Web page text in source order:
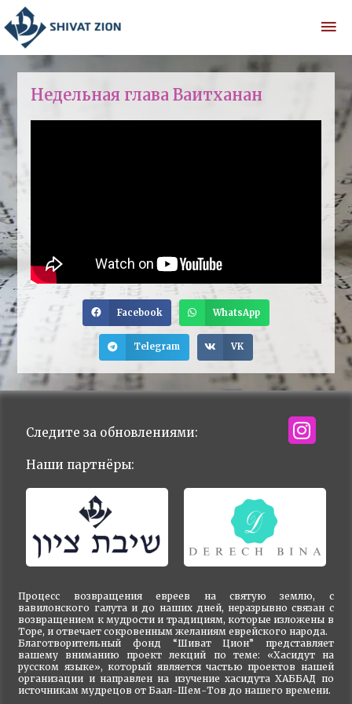
Недельная глава Ваитханан
Facebook WhatsApp
Telegram VK
Процесс возвращения евреев на святую землю, с
вавилонского галута и до наших дней, неразрывно связан с
возвращением к мудрости и традициям, которые изложены в
Торе, и отвечает сокровенным желаниям еврейского народа.
Благотворительный фонд “Шиват Цион” представляет
вашему вниманию проект лекций по теме: «Хасидут на
русском языке», который является частью проектов нашей
организации и направлен на изучение хасидута ХАББАД по
источникам мудрецов от Баал-Шем-Тов до нашего времени.
Следите за обновлениями:
Наши партнёры: